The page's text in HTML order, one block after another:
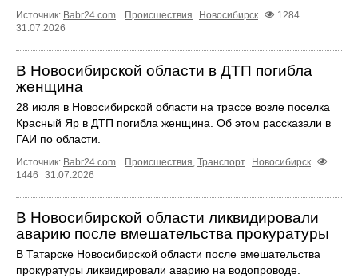
Источник: Babr24.com. Происшествия Новосибирск
1284
31.07.2026
В Новосибирской области в ДТП погибла
женщина
28 июля в Новосибирской области на трассе возле поселка
Красный Яр в ДТП погибла женщина. Об этом рассказали в
ГАИ по области.
Источник: Babr24.com. Происшествия, Транспорт
Новосибирск
1446
31.07.2026
В Новосибирской области ликвидировали
аварию после вмешательства прокуратуры
В Татарске Новосибирской области после вмешательства
прокуратуры ликвидировали аварию на водопроводе.